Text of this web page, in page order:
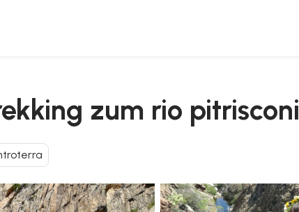
zum rio pitrisconi